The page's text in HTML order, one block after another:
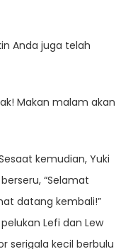
Anda juga telah
Makan malam akan
kemudian, Yuki
“Selamat
datang kembali!”
Lefi dan Lew
serigala kecil berbulu